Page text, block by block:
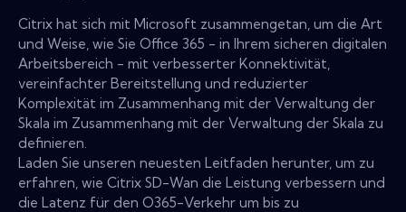
Citrix hat sich mit Microsoft zusammengetan, um die Art
und Weise, wie Sie Office 365 - in Ihrem sicheren digitalen
Arbeitsbereich - mit verbesserter Konnektivität,
vereinfachter Bereitstellung und reduzierter
Komplexität im Zusammenhang mit der Verwaltung der
Skala im Zusammenhang mit der Verwaltung der Skala zu
definieren.
Laden Sie unseren neuesten Leitfaden herunter, um zu
erfahren, wie Citrix SD-Wan die Leistung verbessern und
die Latenz für den O365-Verkehr um bis zu